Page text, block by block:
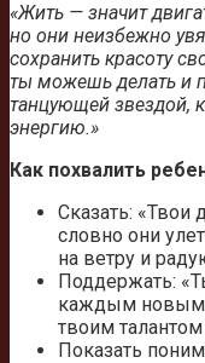
«Жить — значит
но они неизбежно
сохранить красоту
ты можешь делать и
танцующей звездой,
энергию.»
Как похвалить
Сказать: «Твои
словно они
на ветру и
Поддержать:
каждым новым
твоим
Показать